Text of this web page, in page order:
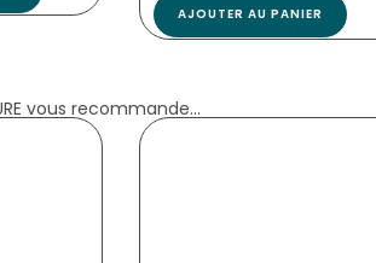
AJOUTER AU PANIER
vous recommande...